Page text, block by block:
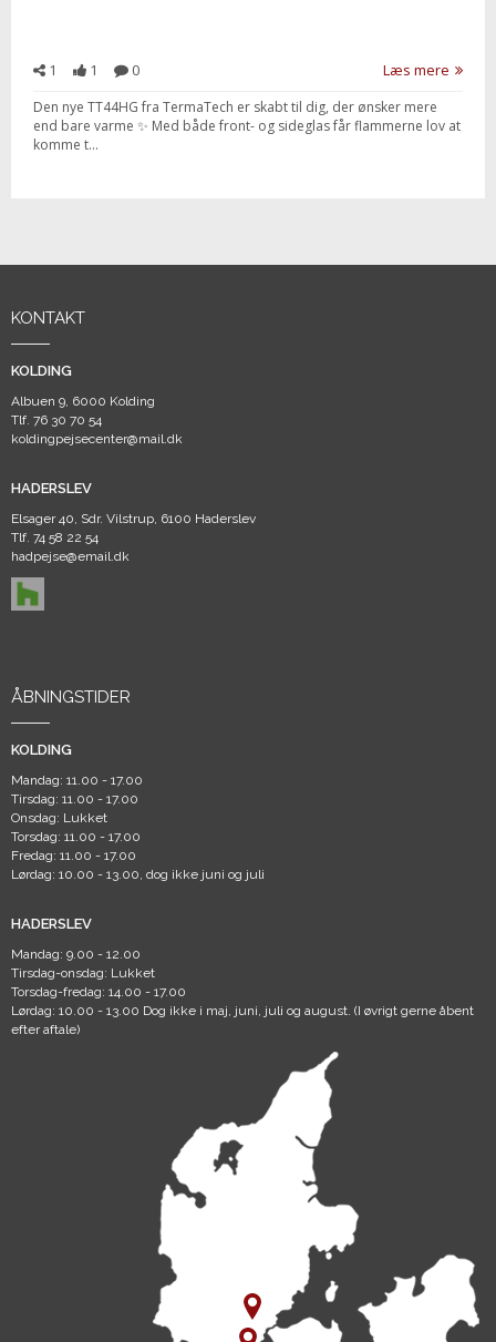
1 1 0 Læs mere
Den nye TT44HG fra TermaTech er skabt til dig, der ønsker mere
end bare varme ✨ Med både front- og sideglas får flammerne lov at
komme t...
KONTAKT
KOLDING
Albuen 9, 6000 Kolding
Tlf. 76 30 70 54
koldingpejsecenter@mail.dk
HADERSLEV
Elsager 40, Sdr. Vilstrup, 6100 Haderslev
Tlf. 74 58 22 54
hadpejse@email.dk
ÅBNINGSTIDER
KOLDING
Mandag: 11.00 - 17.00
Tirsdag: 11.00 - 17.00
Onsdag: Lukket
Torsdag: 11.00 - 17.00
Fredag: 11.00 - 17.00
Lørdag: 10.00 - 13.00, dog ikke juni og juli
HADERSLEV
Mandag: 9.00 - 12.00
Tirsdag-onsdag: Lukket
Torsdag-fredag: 14.00 - 17.00
Lørdag: 10.00 - 13.00 Dog ikke i maj, juni, juli og august. (I øvrigt gerne åbent
efter aftale)